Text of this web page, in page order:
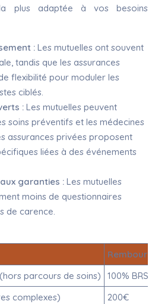
plus adaptée à vos besoins
: Les mutuelles ont souvent
tandis que les assurances
flexibilité pour moduler les
ciblés.
: Les mutuelles peuvent
soins préventifs et les médecines
assurances privées proposent
liées à des événements
garanties : Les mutuelles
moins de questionnaires
de carence.
parcours de soins)
100% BRSS
complexes)
200€